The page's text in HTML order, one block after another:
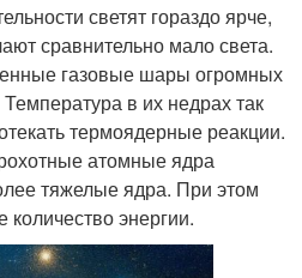
светят гораздо ярче,
сравнительно мало света.
газовые шары огромных
в их недрах так
термоядерные реакции.
атомные ядра
тяжелые ядра. При этом
энергии.